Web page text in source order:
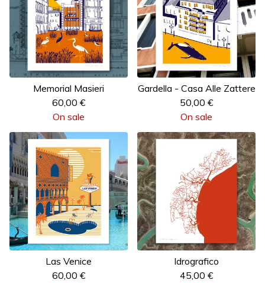
Memorial Masieri
60,00 €
On sale
Gardella - Casa Alle Zattere
50,00 €
On sale
Las Venice
60,00 €
Idrografico
45,00 €